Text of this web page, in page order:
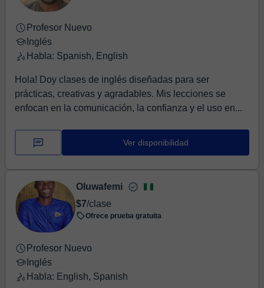
Profesor Nuevo
Inglés
Habla: Spanish, English
Hola! Doy clases de inglés diseñadas para ser
prácticas, creativas y agradables. Mis lecciones se
enfocan en la comunicación, la confianza y el uso en...
Ver disponibilidad
Oluwafemi
$7/clase
Ofrece prueba gratuita
Profesor Nuevo
Inglés
Habla: English, Spanish